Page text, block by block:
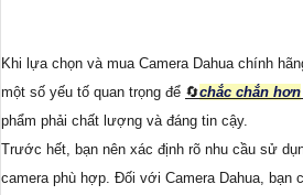
Khi lựa chọn và mua Camera Dahua chính
một số yếu tố quan trọng để 🔄chắc chắn hơn
phẩm phải chất lượng và đáng tin cậy.
Trước hết, bạn nên xác định rõ nhu cầu sử
camera phù hợp. Đối với Camera Dahua, bạn